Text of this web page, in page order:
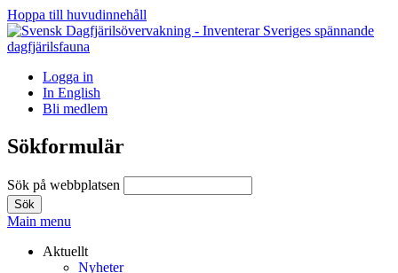
Hoppa till huvudinnehåll
Logga in
In English
Bli medlem
Sökformulär
Sök på webbplatsen
Main menu
Aktuellt
Nyheter